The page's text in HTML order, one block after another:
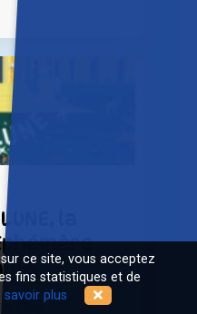
la
(75)
ce site, vous acceptez
fins statistiques et de
savoir plus